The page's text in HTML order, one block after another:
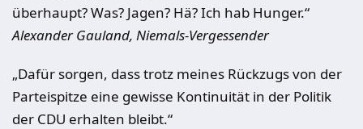
überhaupt? Was? Jagen? Hä? Ich hab Hunger.“
Alexander Gauland, Niemals-Vergessender
„Dafür sorgen, dass trotz meines Rückzugs von der
Parteispitze eine gewisse Kontinuität in der Politik
der CDU erhalten bleibt.“